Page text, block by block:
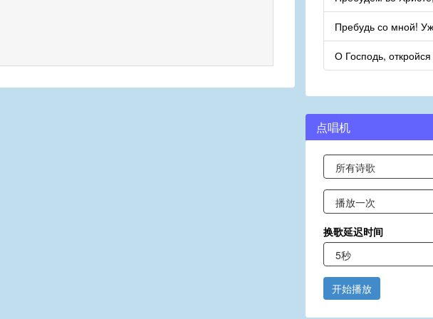
Пребудь со мной!
О Господь,
点唱机
换歌延迟时间
开始播放